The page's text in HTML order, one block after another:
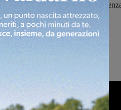
"A partire dalla
comune e dell'amministrazione
cosa che oggi ci sembra